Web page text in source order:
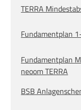
TERRA
Fundamentplan
Fundamentplan
neoom TERRA
BSB